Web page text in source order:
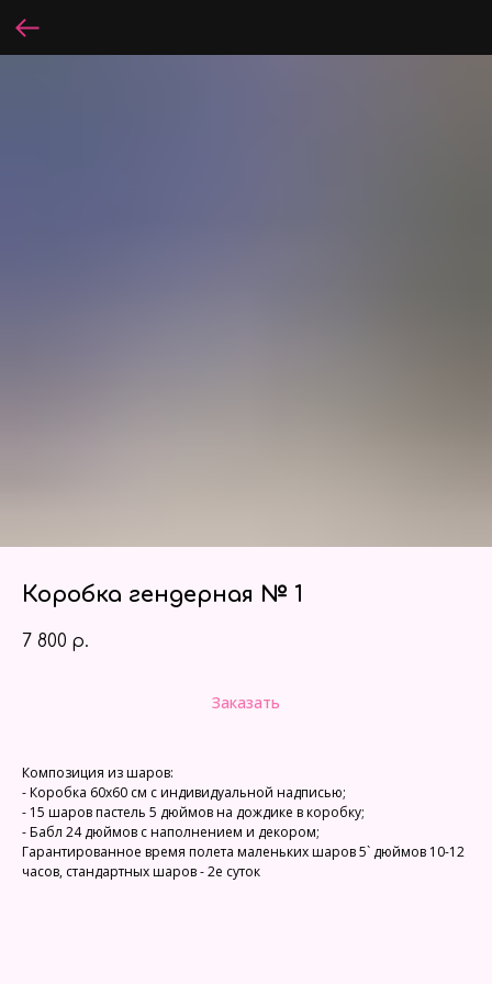
Коробка гендерная № 1
7 800 р.
Заказать
Композиция из шаров:
- Коробка 60х60 см с индивидуальной надписью;
- 15 шаров пастель 5 дюймов на дождике в коробку;
- Бабл 24 дюймов с наполнением и декором;
Гарантированное время полета маленьких шаров 5` дюймов 10-12
часов, стандартных шаров - 2е суток